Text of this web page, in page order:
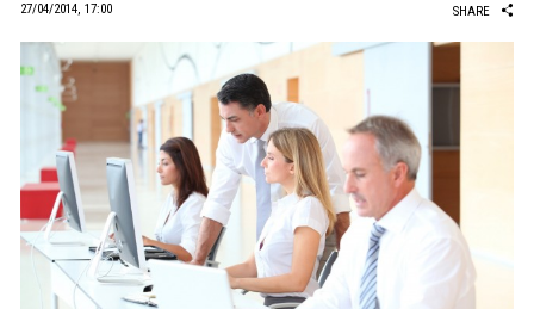
27/04/2014, 17:00
SHARE